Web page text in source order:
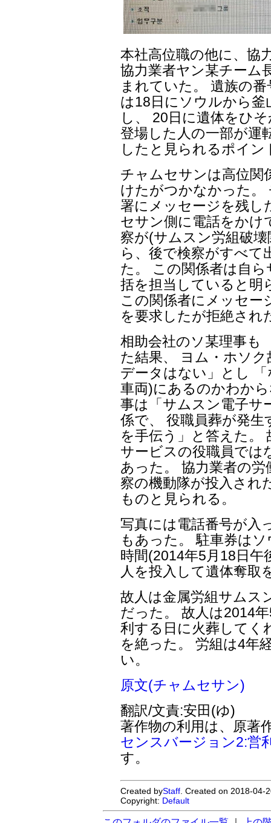
本社高位職の他に、協
協力業者ヤン某チーム
まれていた。 遺族の
は18日にソウルから
し、 20日に遺体をひ
登場した人の一部が運
したと見られるポイン
チャムセサンは高位関
けたがつかなかった
署にメッセージを残し
セサン側に電話をかけ
察が(サムスン労組破
ら、後で検察がすべ
た。 この関係者は自
括を担当していると明
この関係者にメッセー
を要求したが拒絶され
相助会社のソ某理事も
た結果、 ヨム・ホソ
データはない」とし
車両)にあるのかわか
事は「サムスン電子サ
係で、 役職員葬が発
を手伝う」と答えた。
サービスの役職員では
あった。 協力業者の
察の機動隊が投入され
ものと見られる。
写真には電話番号が入
もあった。 駐車券は
時間(2014年5月18日午
人を投入して遺体奪取
故人は金属労組サムス
だった。 故人は2014
利する日に火葬してく
を絶った。 労組は4年
い。
原文(チャムセサン)
翻訳/文責:安田(ゆ)
著作物の利用は、原著
センスバージョン2:営
す。
Created byStaff . Created on 2018-
Copyright: Default